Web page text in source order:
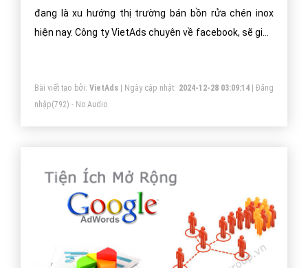
đang là xu hướng thị trường bán bồn rửa chén inox
hiện nay. Công ty VietAds chuyên về facebook, sẽ giúp
rửa chén inox một cách nhanh hiệu quả.
Bài viết tạo bởi: VietAds| Ngày cập nhật: 2024-12-28 03:09:14|Đăng
nhập(792) - No Audio